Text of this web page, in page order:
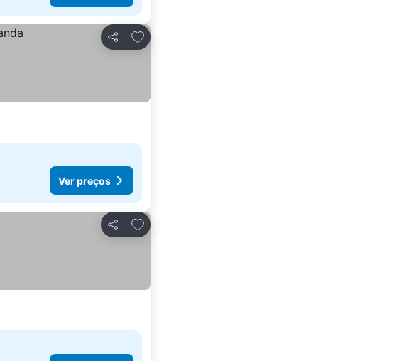
Partilhar
Adicionar aos favoritos
Ver preços
Partilhar
Adicionar aos favoritos